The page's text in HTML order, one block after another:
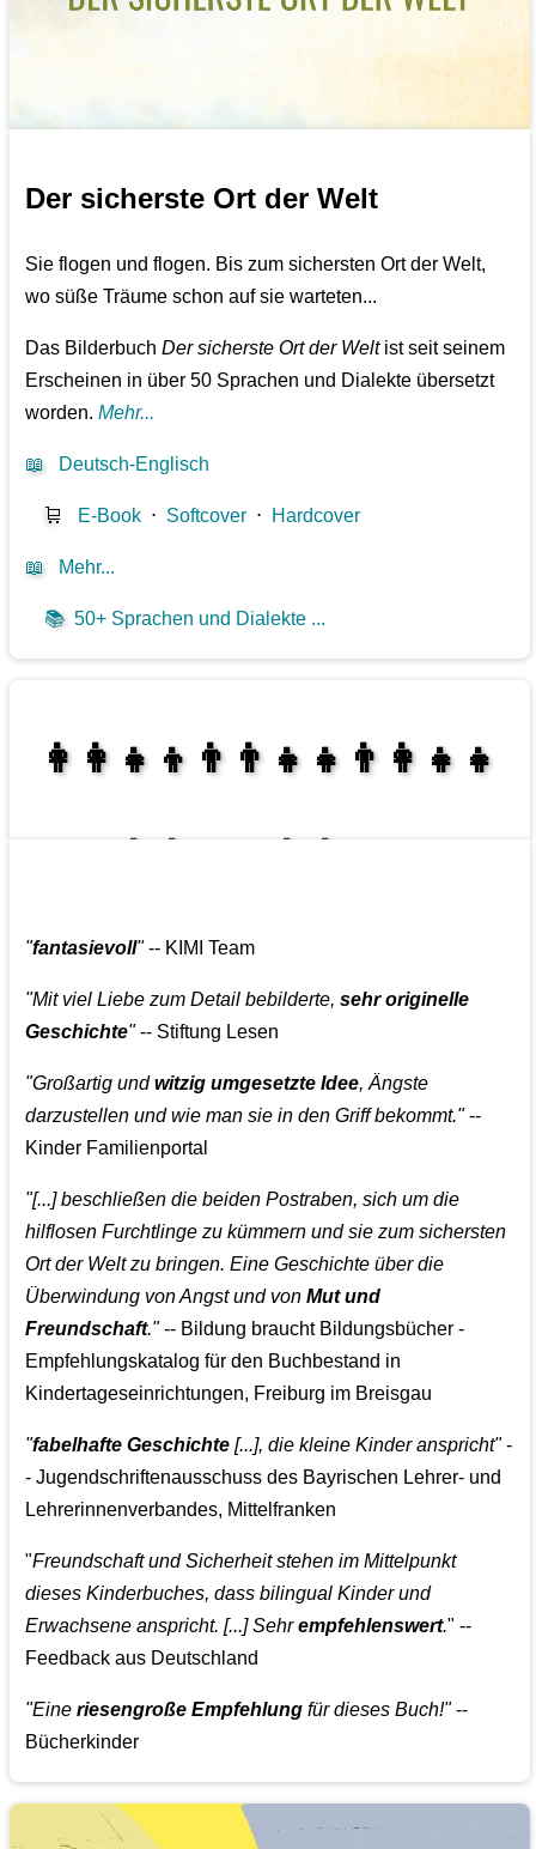
Der sicherste Ort der Welt
Sie flogen und flogen. Bis zum sichersten Ort der Welt,
wo süße Träume schon auf sie warteten...
Das BilderbuchDer sicherste Ort der Weltist seit seinem
Erscheinen in über 50 Sprachen und Dialekte übersetzt
worden.Mehr...
📖 Deutsch-Englisch
🛒 E-Book ⋅ Softcover ⋅ Hardcover
📖 Mehr...
📚 50+ Sprachen und Dialekte ...
👩‍👩‍👧‍👦👨‍👨‍👧‍👧👨‍👩‍👧‍👧
"fantasievoll"-- KIMI Team
"Mit viel Liebe zum Detail bebilderte,sehr originelle
Geschichte"-- Stiftung Lesen
"Großartig undwitzig umgesetzte Idee, Ängste
darzustellen und wie man sie in den Griff bekommt."--
Kinder Familienportal
"[...] beschließen die beiden Postraben, sich um die
hilflosen Furchtlinge zu kümmern und sie zum sichersten
Ort der Welt zu bringen. Eine Geschichte über die
Überwindung von Angst und vonMut und
Freundschaft."-- Bildung braucht Bildungsbücher -
Empfehlungskatalog für den Buchbestand in
Kindertageseinrichtungen, Freiburg im Breisgau
"fabelhafte Geschichte [...], die kleine Kinder anspricht"-
- Jugendschriftenausschuss des Bayrischen Lehrer- und
Lehrerinnenverbandes, Mittelfranken
"Freundschaft und Sicherheit stehen im Mittelpunkt
dieses Kinderbuches, dass bilingual Kinder und
Erwachsene anspricht. [...] Sehrempfehlenswert." --
Feedback aus Deutschland
"Eineriesengroße Empfehlung für dieses Buch!"--
Bücherkinder